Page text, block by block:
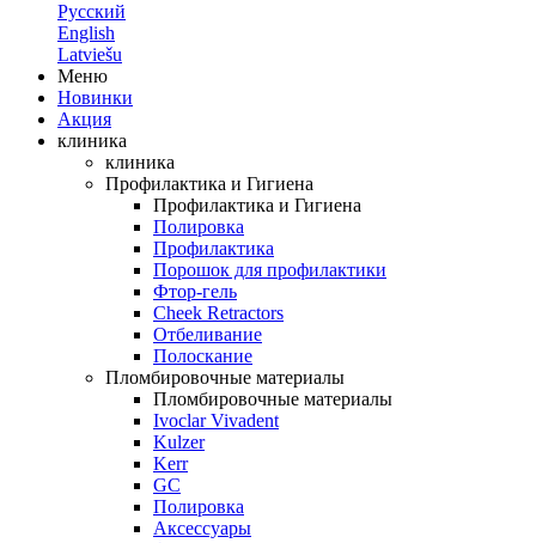
Русский
English
Latviešu
Меню
Новинки
Акция
клиника
клиника
Профилактика и Гигиена
Профилактика и Гигиена
Полировка
Профилактика
Порошок для профилактики
Фтор-гель
Cheek Retractors
Отбеливание
Полоскание
Пломбировочные материалы
Пломбировочные материалы
Ivoclar Vivadent
Kulzer
Kerr
GC
Полировка
Аксессуары